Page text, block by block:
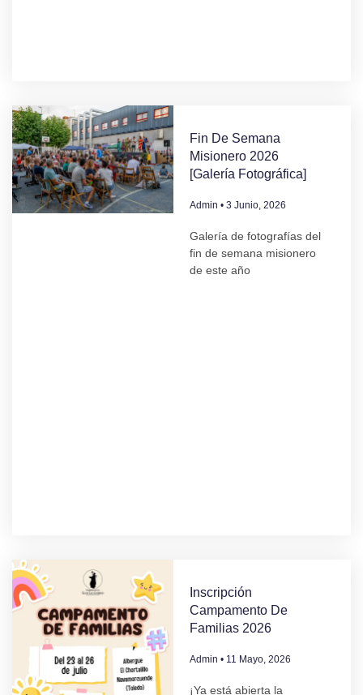
Fin De Semana
Misionero 2026
[Galería Fotográfica]
Admin 3 Junio, 2026
Galería de fotografías del
fin de semana misionero
de este año
Inscripción
Campamento De
Familias 2026
Admin 11 Mayo, 2026
¡Ya está abierta la